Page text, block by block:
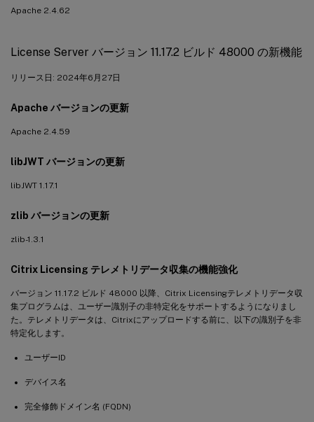
Apache 2.4.62
License Server バージョン 11.17.2 ビルド 48000 の新機能
リリース日: 2024年6月27日
Apache バージョンの更新
Apache 2.4.59
libJWT バージョンの更新
libJWT 1.17.1
zlib バージョンの更新
zlib-1.3.1
Citrix Licensing テレメトリデータ収集の機能強化
バージョン 11.17.2 ビルド 48000 以降、Citrix Licensingテレメトリデータ収
集プログラムは、ユーザー識別子の非特定化をサポートするようになりまし
た。テレメトリデータは、Citrixにアップロードする前に、以下の識別子を非
特定化します。
ユーザーID
デバイス名
完全修飾ドメイン名 (FQDN)